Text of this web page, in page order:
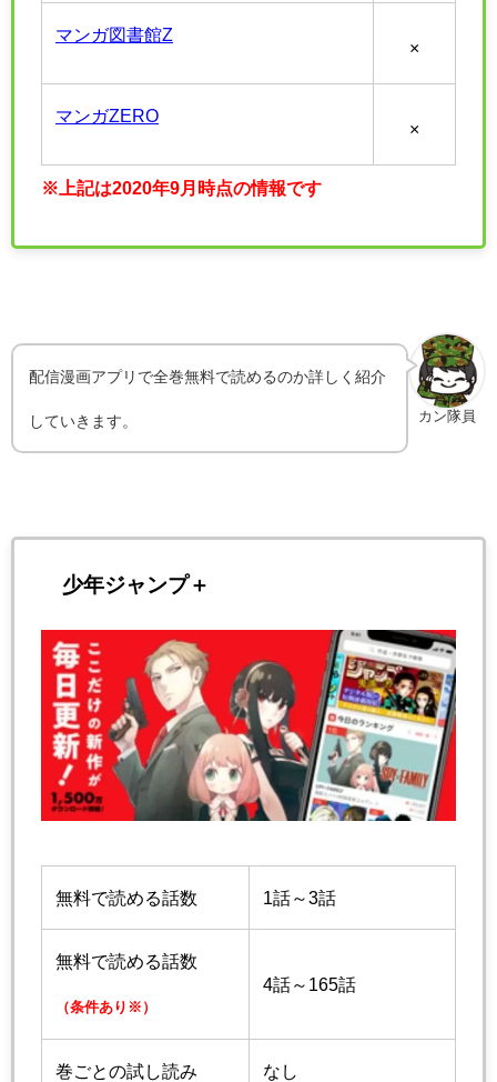
マンガ図書館Z
×
マンガZERO
×
※上記は2020年9月時点の情報です
カン隊員
配信漫画アプリで全巻無料で読めるのか詳しく紹介
していきます。
少年ジャンプ＋
無料で読める話数 1話～3話
無料で読める話数
（条件あり※）
4話～165話
巻ごとの試し読み なし